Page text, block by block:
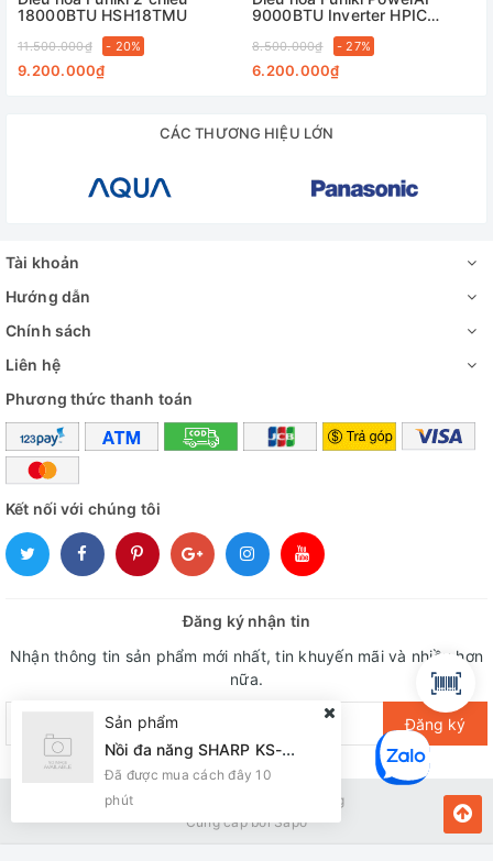
18000BTU HSH18TMU
11.500.000₫ - 20%
9.200.000₫
9000BTU Inverter HPIC
8.500.000₫ - 27%
6.200.000₫
CÁC THƯƠNG HIỆU LỚN
Tài khoản
Hướng dẫn
Chính sách
Liên hệ
Phương thức thanh toán
Kết nối với chúng tôi
Đăng ký nhận tin
Nhận thông tin sản phẩm mới nhất, tin khuyến mãi và nhiều hơn
nữa.
Đăng ký
Bản quyền thuộc về Kiến Vàng
Cung cấp bởiSapo
Sản phẩm
Nồi đa năng SHARP KS-216S Nắp Dời lòng INOX 6L
Đã được mua cách đây 10
phút